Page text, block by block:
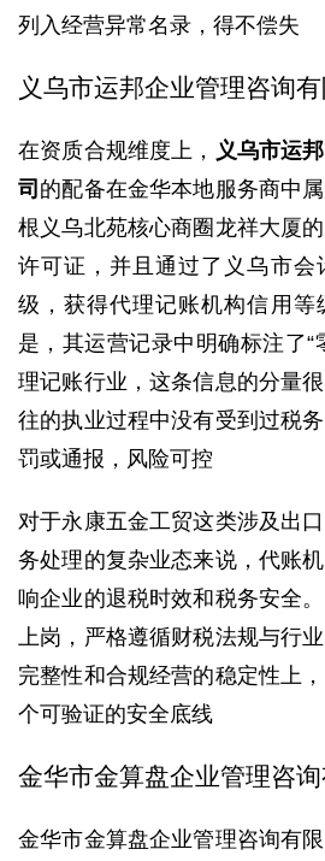
列入经营异常名录，得不偿失
义乌市运邦企业管理咨询有
在资质合规维度上， 义乌市运
司 的配备在金华本地服务商中
根义乌北苑核心商圈龙祥大厦
许可证，并且通过了义乌市会
级，获得代理记账机构信用等
是，其运营记录中明确标注了
理记账行业，这条信息的分量
往的执业过程中没有受到过税
罚或通报，风险可控
对于永康五金工贸这类涉及出
务处理的复杂业态来说，代账
响企业的退税时效和税务安全
上岗，严格遵循财税法规与行
完整性和合规经营的稳定性上
个可验证的安全底线
金华市金算盘企业管理咨询
金华市金算盘企业管理咨询有